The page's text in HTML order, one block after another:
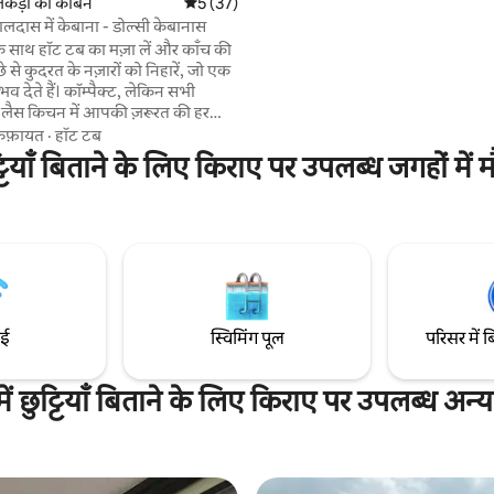
में केबाना - डोल्सी केबानास
के साथ हॉट टब का मज़ा लें और काँच की
से कुदरत के नज़ारों को निहारें, जो एक
देते हैं। कॉम्पैक्ट, लेकिन सभी
किचन में आपकी ज़रूरत की हर
कुकटॉप, मिनीबार, वॉटर फ़िल्टर
पानी), कैप्सूल कॉफ़ी मेकर, एयर
मशीन। आपकी सुविधा के लिए, पूरे
·हॉट टब
बिताने के लिए किराए पर उपलब्ध जगहों में
स्विमिंग पूल परिसर में
बिताने के लिए किराए पर उपलब्ध